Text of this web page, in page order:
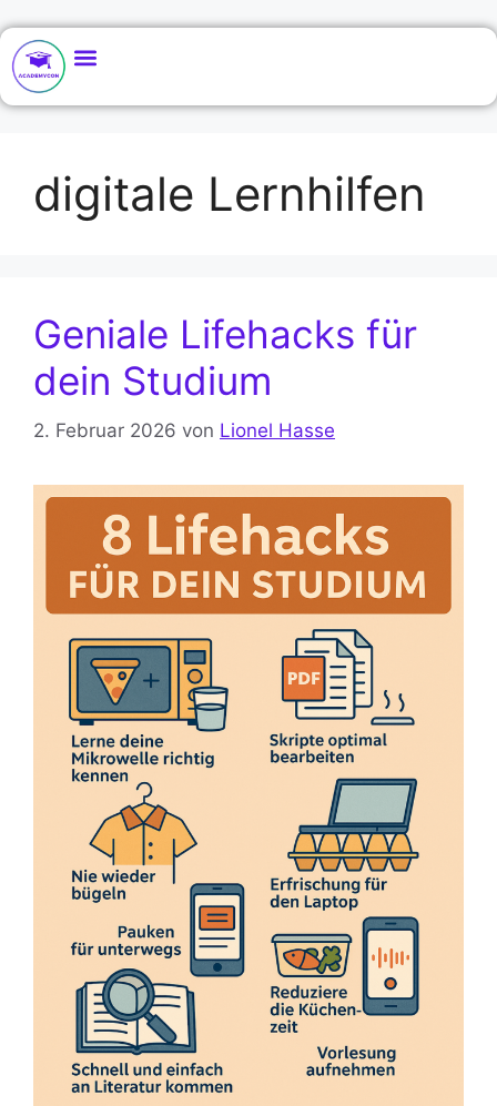
digitale Lernhilfen
Geniale Lifehacks für
dein Studium
2. Februar 2026 von Lionel Hasse